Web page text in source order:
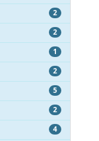
2
2
1
2
5
2
4